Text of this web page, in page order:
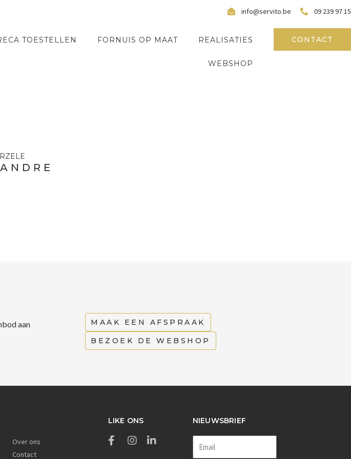
info@servito.be 09 239 97 15
TOESTELLEN FORNUIS OP MAAT REALISATIES
WEBSHOP
CONTACT
aan
MAAK EEN AFSPRAAK
BEZOEK DE WEBSHOP
Over ons
Contact
LIKE ONS NIEUWSBRIEF